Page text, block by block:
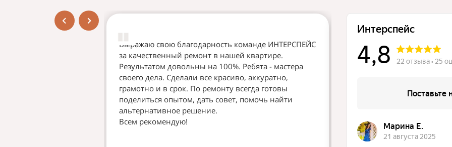
Выражаю свою благодарность команде ИНТЕРСПЕЙС
за качественный ремонт в нашей квартире.
Результатом довольны на 100%. Ребята - мастера
своего дела. Сделали все красиво, аккуратно,
грамотно и в срок. По ремонту всегда готовы
поделиться опытом, дать совет, помочь найти
альтернативное решение.
Всем рекомендую!
Здравствуйте всем, кто
компании на ремонт и
деньги. Мы обладатели
давала гарантии на свои
проделанные ею, были
Подробнее